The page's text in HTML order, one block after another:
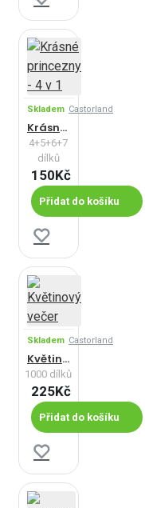
Skladem Castorland
Krásné princezny - 4 v 1
4+5+6+7
dílků
150Kč
Přidat do košíku
Skladem Castorland
Květinový večer
1000 dílků
225Kč
Přidat do košíku